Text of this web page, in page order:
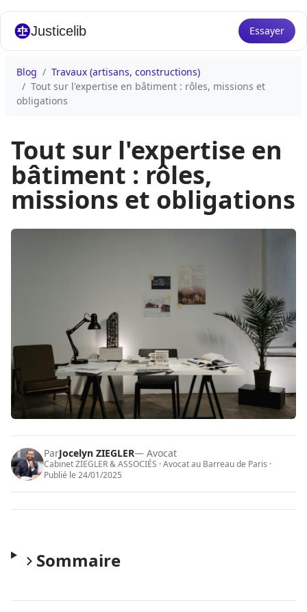
Justicelib Essayer
Blog
Travaux (artisans, constructions)
Tout sur l'expertise en bâtiment : rôles, missions et
obligations
Tout sur l'expertise en
bâtiment : rôles,
missions et obligations
ParJocelyn ZIEGLER— Avocat
Cabinet ZIEGLER & ASSOCIÉS · Avocat au Barreau de Paris ·
Publié le 24/01/2025
Sommaire